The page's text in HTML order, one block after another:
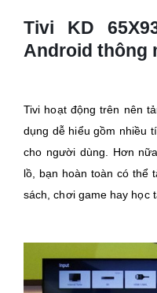
Tivi KD
Android thông
Tivi hoạt động trên nên
dụng dễ hiểu gồm nhiều
cho người dùng. Hơn
lồ, bạn hoàn toàn có thể
sách, chơi game hay học